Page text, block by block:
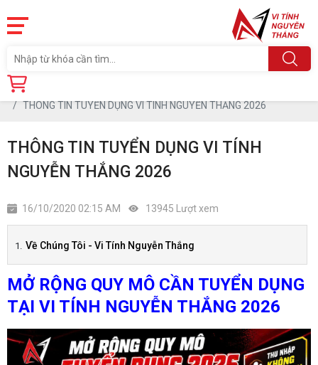
Trang chủ
THÔNG TIN TUYỂN DỤNG VI TÍNH NGUYỄN THẮNG 2026
THÔNG TIN TUYỂN DỤNG VI TÍNH
NGUYỄN THẮNG 2026
16/10/2020 02:15 AM 13945 Lượt xem
Về Chúng Tôi - Vi Tính Nguyễn Thắng
MỞ RỘNG QUY MÔ CẦN TUYỂN DỤNG
TẠI VI TÍNH NGUYỄN THẮNG 2026